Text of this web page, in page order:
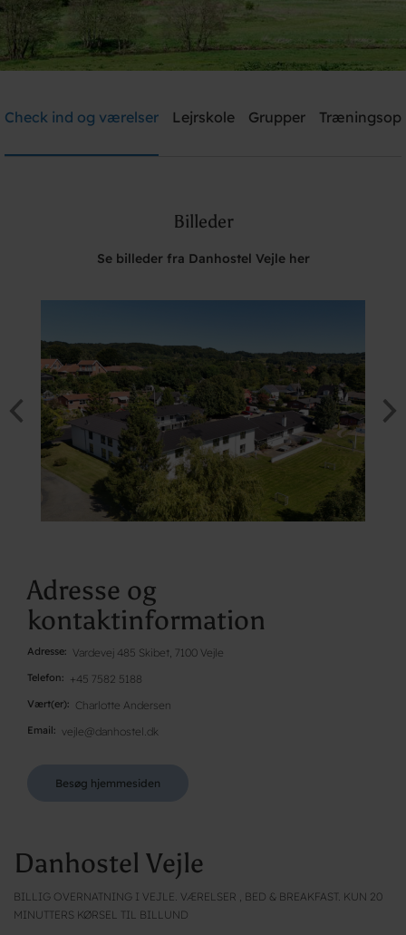
Brug for hjælp? Ring+45 7582 5188
Check ind og værelser Lejrskole Grupper
Billeder
Se billeder fra Danhostel Vejle her
Adresse og
kontaktinformation
Adresse Vardevej 485 Skibet, 7100 Vejle
Telefon +45 7582 5188
Vært(er) Charlotte Andersen
Email vejle@danhostel.dk
Besøg hjemmesiden
Danhostel Vejle
BILLIG OVERNATNING I VEJLE. VÆRELSER , BED & BREAKFAST. KUN 20
MINUTTERS KØRSEL TIL BILLUND